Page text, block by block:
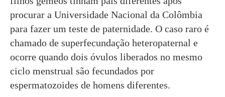
procurar a Universidade Nacional da Colômbia
para fazer um teste de paternidade. O caso raro é
chamado de superfecundação heteropaternal e
ocorre quando dois óvulos liberados no mesmo
ciclo menstrual são fecundados por
espermatozoides de homens diferentes.